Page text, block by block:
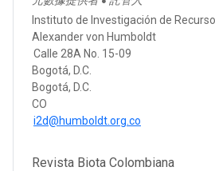
Instituto de Investigación de
Alexander von Humboldt
Calle 28A No. 15-09
Bogotá, D.C.
Bogotá, D.C.
CO
i2d@humboldt.org.co
Revista Biota Colombiana